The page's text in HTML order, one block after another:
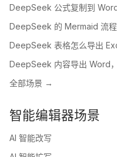
DeepSeek 公式复制到 Word
DeepSeek 的 Mermaid 流程
DeepSeek 表格怎么导出
DeepSeek 内容导出 Word
全部场景 →
智能编辑器场景
AI 智能改写